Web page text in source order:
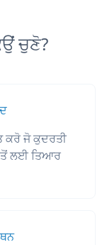
ਚੁਣੋ?
ਕਰੋ ਜੋ ਕੁਦਰਤੀ
ਲਈ ਤਿਆਰ